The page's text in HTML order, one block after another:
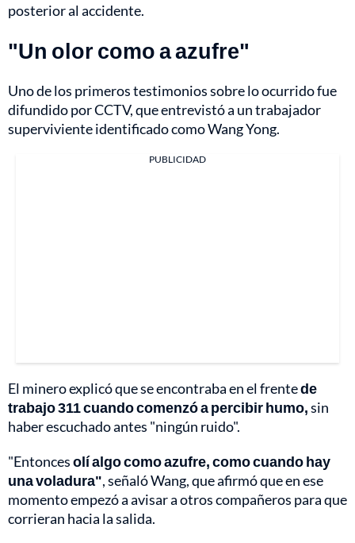
posterior al accidente.
"Un olor como a azufre"
Uno de los primeros testimonios sobre lo ocurrido fue
difundido por CCTV, que entrevistó a un trabajador
superviviente identificado como Wang Yong.
PUBLICIDAD
El minero explicó que se encontraba en el frentede
trabajo 311 cuando comenzó a percibir humo,sin
haber escuchado antes "ningún ruido".
"Entoncesolí algo como azufre, como cuando hay
una voladura", señaló Wang, que afirmó que en ese
momento empezó a avisar a otros compañeros para que
corrieran hacia la salida.